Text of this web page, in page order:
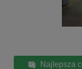
Najlepsza